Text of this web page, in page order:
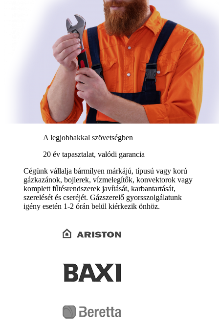
A legjobbakkal szövetségben
20 év tapasztalat, valódi garancia
Cégünk vállalja bármilyen márkájú, típusú vagy korú
gázkazánok, bojlerek, vízmelegítők, konvektorok vagy
komplett fűtésrendszerek javítását, karbantartását,
szerelését és cseréjét. Gázszerelő gyorsszolgálatunk
igény esetén 1-2 órán belül kiérkezik önhöz.